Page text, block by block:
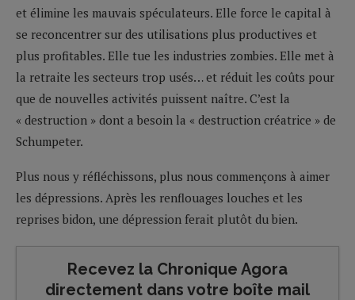
et élimine les mauvais spéculateurs. Elle force le capital à
se reconcentrer sur des utilisations plus productives et
plus profitables. Elle tue les industries zombies. Elle met à
la retraite les secteurs trop usés… et réduit les coûts pour
que de nouvelles activités puissent naître. C’est la
« destruction » dont a besoin la « destruction créatrice » de
Schumpeter.
Plus nous y réfléchissons, plus nous commençons à aimer
les dépressions. Après les renflouages louches et les
reprises bidon, une dépression ferait plutôt du bien.
Recevez la Chronique Agora
directement dans votre boîte mail